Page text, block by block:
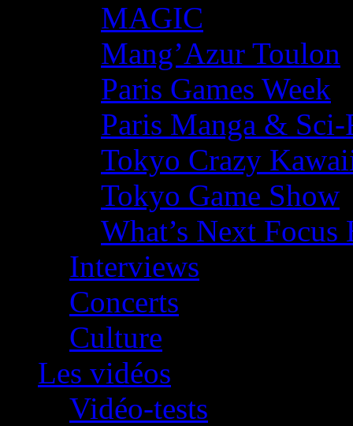
MAGIC
Mang’Azur Toulon
Paris Games Week
Paris Manga &
Tokyo Crazy
Tokyo Game Show
What’s Next
Interviews
Concerts
Culture
Les vidéos
Vidéo-tests